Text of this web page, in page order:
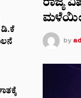
ರಾಜ್ಯ
by
ಡಿ.ಕೆ